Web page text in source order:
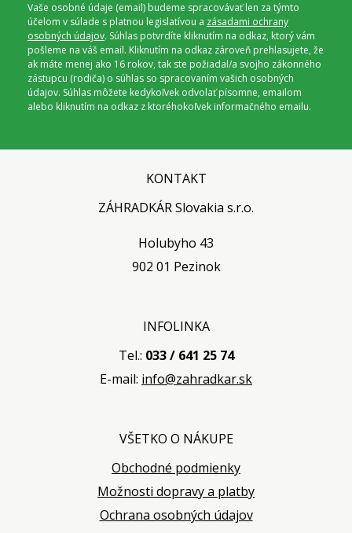
Vaše osobné údaje (email) budeme spracovávať len za týmto
účelom v súlade s platnou legislatívou a zásadami ochrany
osobných údajov. Súhlas potvrdíte kliknutím na odkaz, ktorý vám
pošleme na váš email. Kliknutím na odkaz zároveň prehlasujete, že
ak máte menej ako 16 rokov, tak ste požiadal/a svojho zákonného
zástupcu (rodiča) o súhlas so spracovaním vašich osobných
údajov. Súhlas môžete kedykoľvek odvolať písomne, emailom
alebo kliknutím na odkaz z ktoréhokoľvek informačného emailu.
KONTAKT
ZÁHRADKÁR Slovakia s.r.o.
Holubyho 43
902 01 Pezinok
INFOLINKA
Tel.: 033 / 641 25 74
E-mail: info@zahradkar.sk
VŠETKO O NÁKUPE
Obchodné podmienky
Možnosti dopravy a platby
Ochrana osobných údajov